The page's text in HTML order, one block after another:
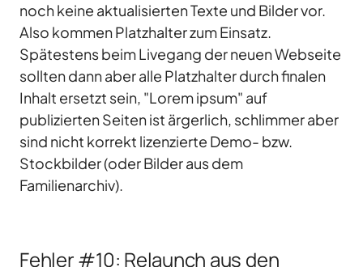
noch keine aktualisierten Texte und Bilder vor.
Also kommen Platzhalter zum Einsatz.
Spätestens beim Livegang der neuen Webseite
sollten dann aber alle Platzhalter durch finalen
Inhalt ersetzt sein, "Lorem ipsum" auf
publizierten Seiten ist ärgerlich, schlimmer aber
sind nicht korrekt lizenzierte Demo- bzw.
Stockbilder (oder Bilder aus dem
Familienarchiv).
Fehler #10: Relaunch aus den